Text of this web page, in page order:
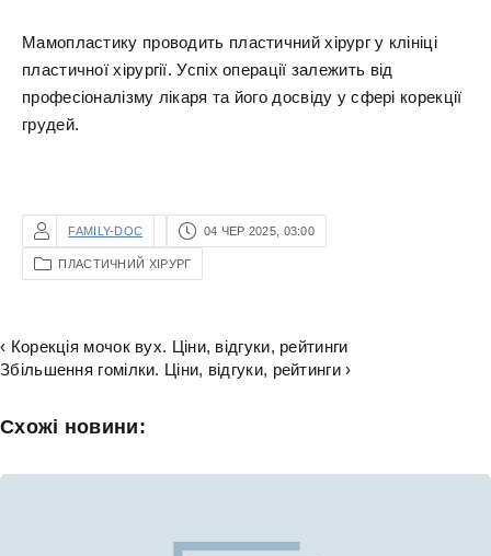
Мамопластику проводить пластичний хірург у клініці
пластичної хірургії. Успіх операції залежить від
професіоналізму лікаря та його досвіду у сфері корекції
грудей.
FAMILY-DOC 04 ЧЕР 2025, 03:00
ПЛАСТИЧНИЙ ХІРУРГ
‹ Корекція мочок вух. Ціни, відгуки, рейтинги
Збільшення гомілки. Ціни, відгуки, рейтинги ›
Схожі новини: